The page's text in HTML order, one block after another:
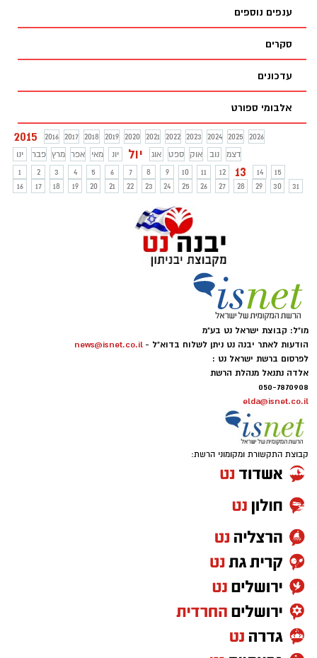
ענפים נוספים
סקרים
עדכונים
אלבומי ספורט
2015 2016 2017 2018 2019 2020 2021 2022 2023 2024 2025
2026
ינו
פבר מרץ אפר מאי יונ יול אוג ספט אוק נוב
דצמ
1
2 3 4 5 6 7 8 9 10 11 12 13 14
15
16
17 18 19 20 21 22 23 24 25 26 27 28 29 30 31
מו"ל: קבוצת ישראל נט בע"מ
הודעות לאתר יבנה נט ניתן לשלוח בדוא"ל - news@isnet.co.il
לפרסום ברשת ישראל נט :
אלדה נתנאל מנהלת הרשת
050-7870908
elda@isnet.co.il
קבוצת התקשורת ומקומוני הרשת: